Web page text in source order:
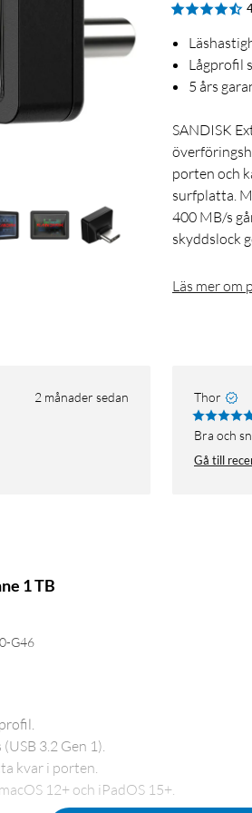
Lågprofil
5 års
SANDISK
porten och
surfplatta.
400 MB/s
skyddslock
Läs mer om
2 månader sedan Thor
Bra och
Gå till
1 TB
G46
3.2 Gen 1).
kvar i porten.
12+ och iPadOS 15+.